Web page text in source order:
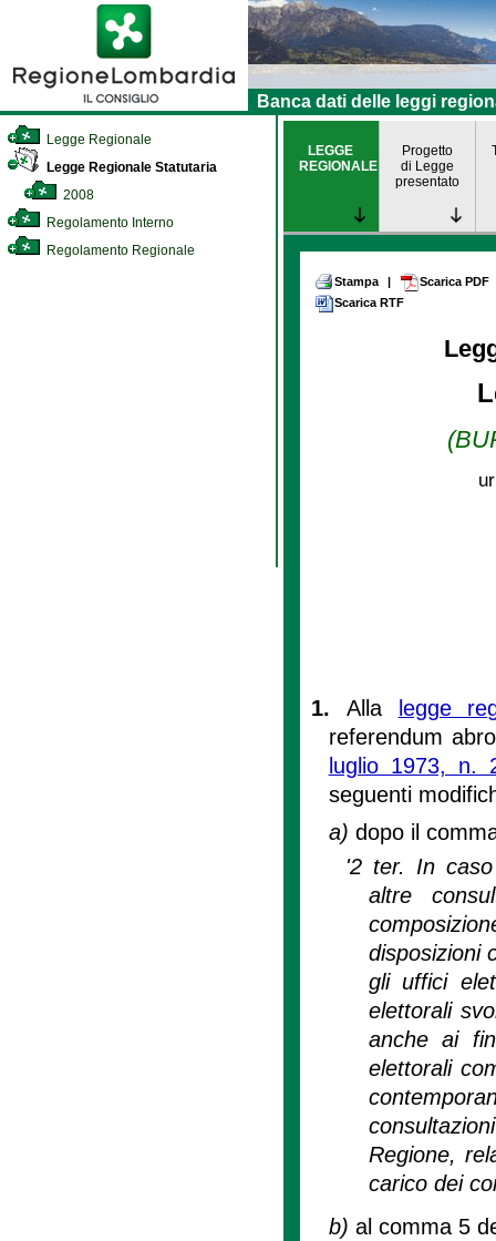
Banca dati delle leggi
Legge Regionale
Legge Regionale Statutaria
2008
Regolamento Interno
Regolamento Regionale
LEGGE
REGIONALE
Progetto
di Legge
presentato
Stampa |
Scarica PDF
Scarica RTF
1. Alla
legge
referendum
luglio 1973, n.
seguenti
a) dopo il
'2 ter. In caso
altre
disposizioni
gli uffici
elettorali
anche ai
elettorali
Regione,
carico dei
b) al comma 5